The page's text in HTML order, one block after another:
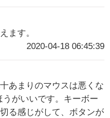
ます。
2020-04-18 06:45:39
あまりのマウスは悪くな
がいいです。キーボー
る感じがして、ボタンが